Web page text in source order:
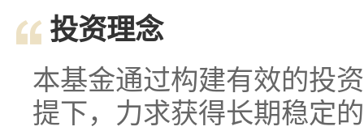
投资理念
本基金通过构建有效的投
提下，力求获得长期稳定